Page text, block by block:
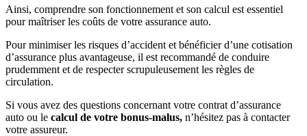
Ainsi, comprendre son fonctionnement et son calcul est essentiel
pour maîtriser les coûts de votre assurance auto.
Pour minimiser les risques d’accident et bénéficier d’une cotisation
d’assurance plus avantageuse, il est recommandé de conduire
prudemment et de respecter scrupuleusement les règles de
circulation.
Si vous avez des questions concernant votre contrat d’assurance
auto ou le calcul de votre bonus-malus, n’hésitez pas à contacter
votre assureur.